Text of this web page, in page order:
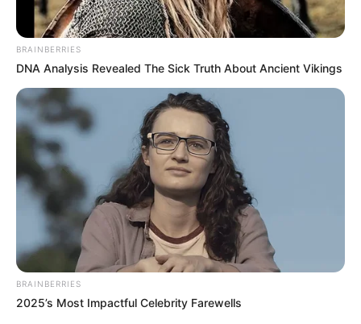
Dalam perjalanannya itu mereka menyorot realitas atas persoalan
yang terjadi. Yakni, sejumlah isu besar yang mengintai para anak-
anak jalanan.
Persoalan itu antara lain: perdagangan manusia, sistem asuh yang
bermasalah, pelecehan seksual, penolakan LGBTQ, KDRT, dan
masalah lainnya.
BRAINBERRIES
DNA Analysis Revealed The Sick Truth About Ancient Vikings
BRAINBERRIES
2025’s Most Impactful Celebrity Farewells